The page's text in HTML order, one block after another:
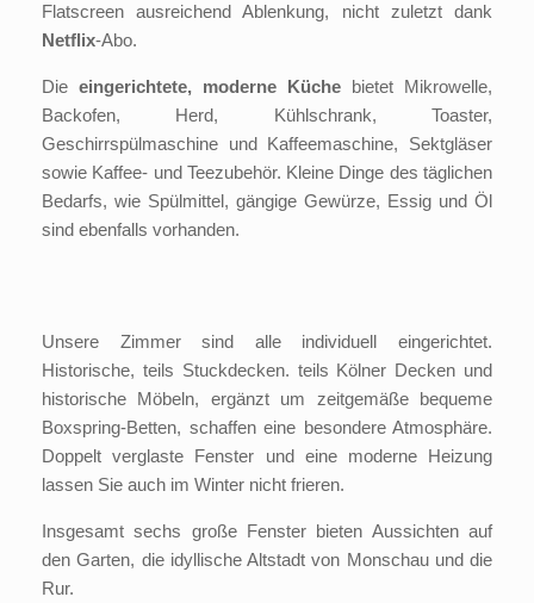
Flatscreen ausreichend Ablenkung, nicht zuletzt dank
Netflix-Abo.
Die eingerichtete, moderne Küche bietet Mikrowelle,
Backofen, Herd, Kühlschrank, Toaster,
Geschirrspülmaschine und Kaffeemaschine, Sektgläser
sowie Kaffee- und Teezubehör. Kleine Dinge des täglichen
Bedarfs, wie Spülmittel, gängige Gewürze, Essig und Öl
sind ebenfalls vorhanden.
Unsere Zimmer sind alle individuell eingerichtet.
Historische, teils Stuckdecken. teils Kölner Decken und
historische Möbeln, ergänzt um zeitgemäße bequeme
Boxspring-Betten, schaffen eine besondere Atmosphäre.
Doppelt verglaste Fenster und eine moderne Heizung
lassen Sie auch im Winter nicht frieren.
Insgesamt sechs große Fenster bieten Aussichten auf
den Garten, die idyllische Altstadt von Monschau und die
Rur.